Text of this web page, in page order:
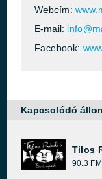
Webcím:
E-mail:
Facebook:
Kapcsolódó
Tilos
90.3 FM